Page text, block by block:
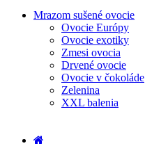
Mrazom sušené ovocie
Ovocie Európy
Ovocie exotiky
Zmesi ovocia
Drvené ovocie
Ovocie v čokoláde
Zelenina
XXL balenia